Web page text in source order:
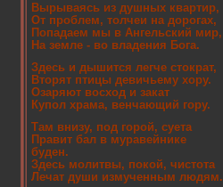
Вырываясь из душных квартир,
От проблем, толчеи на дорогах,
Попадаем мы в Ангельский мир,
На земле - во владения Бога.
Здесь и дышится легче стократ,
Вторят птицы девичьему хору.
Озаряют восход и закат
Купол храма, венчающий гору.
Там внизу, под горой, суета
Правит бал в муравейнике
буден.
Здесь молитвы, покой, чистота
Лечат души измученным людям.